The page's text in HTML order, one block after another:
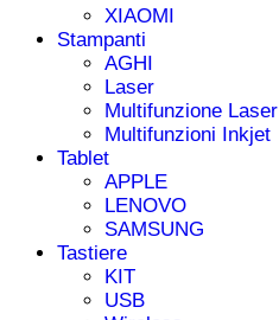
XIAOMI
Stampanti
AGHI
Laser
Multifunzione Laser
Multifunzioni Inkjet
Tablet
APPLE
LENOVO
SAMSUNG
Tastiere
KIT
USB